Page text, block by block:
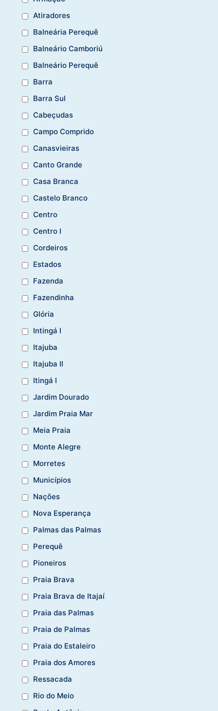
Atiradores
Balneária Perequê
Balneário Camboriú
Balneário Perequê
Barra
Barra Sul
Cabeçudas
Campo Comprido
Canasvieiras
Canto Grande
Casa Branca
Castelo Branco
Centro
Centro I
Cordeiros
Estados
Fazenda
Fazendinha
Glória
Intingá I
Itajuba
Itajuba II
Itingá I
Jardim Dourado
Jardim Praia Mar
Meia Praia
Monte Alegre
Morretes
Municípios
Nações
Nova Esperança
Palmas das Palmas
Perequê
Pioneiros
Praia Brava
Praia Brava de Itajaí
Praia das Palmas
Praia de Palmas
Praia do Estaleiro
Praia dos Amores
Ressacada
Rio do Meio